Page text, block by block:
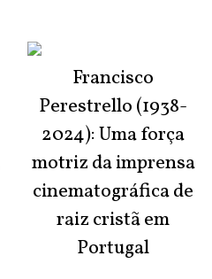
Francisco
Perestrello (1938-
2024): Uma força
motriz da imprensa
cinematográfica de
raiz cristã em
Portugal